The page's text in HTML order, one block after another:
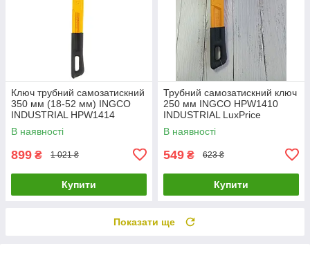
Ключ трубний самозатискний
350 мм (18-52 мм) INGCO
INDUSTRIAL HPW1414
LuxPrice
В наявності
899 ₴ 1 021 ₴
Купити
Трубний самозатискний ключ
250 мм INGCO HPW1410
INDUSTRIAL LuxPrice
В наявності
549 ₴ 623 ₴
Купити
Показати ще